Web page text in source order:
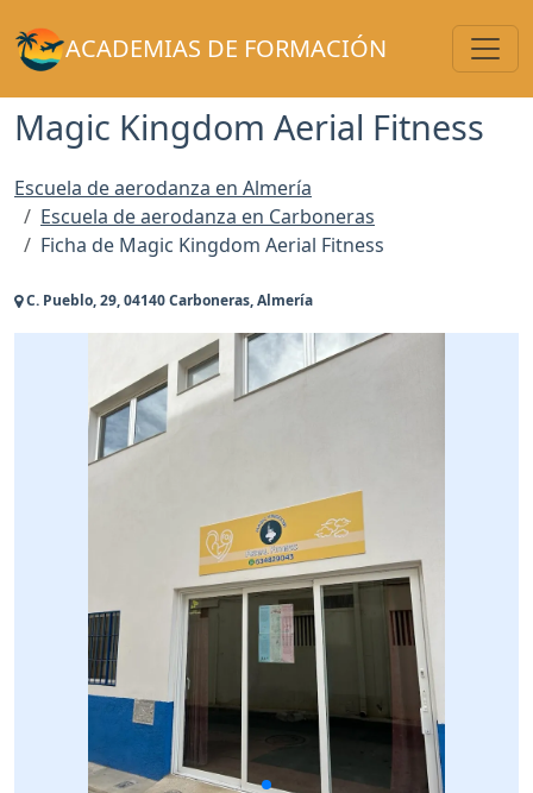
ACADEMIAS DE FORMACIÓN
Magic Kingdom Aerial Fitness
Escuela de aerodanza en Almería
Escuela de aerodanza en Carboneras
Ficha de Magic Kingdom Aerial Fitness
C. Pueblo, 29, 04140 Carboneras, Almería